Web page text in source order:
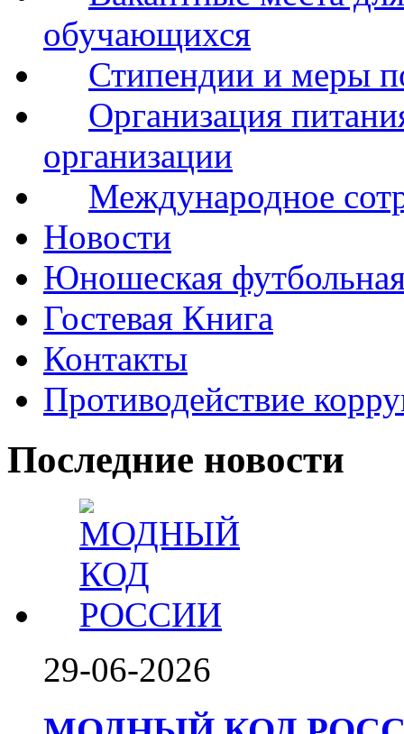
обучающихся
Стипендии и меры
Организация
организации
Международное
Новости
Юношеская
Гостевая Книга
Контакты
Противодействие
Последние новости
29-06-2026